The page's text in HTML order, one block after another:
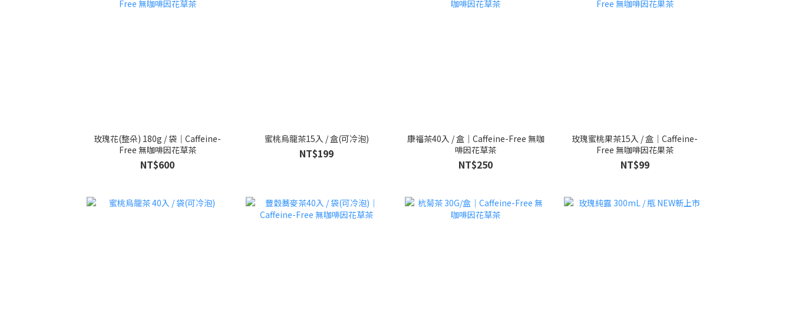
玫瑰花(整朵) 180g / 袋｜Caffeine-
Free 無咖啡因花草茶
NT$600
蜜桃烏龍茶15入 / 盒(可冷泡)
NT$199
康福茶40入 / 盒｜Caffeine-Free 無咖
啡因花草茶
NT$250
玫瑰蜜桃果茶15入 / 盒｜Caffeine-
Free 無咖啡因花果茶
NT$99